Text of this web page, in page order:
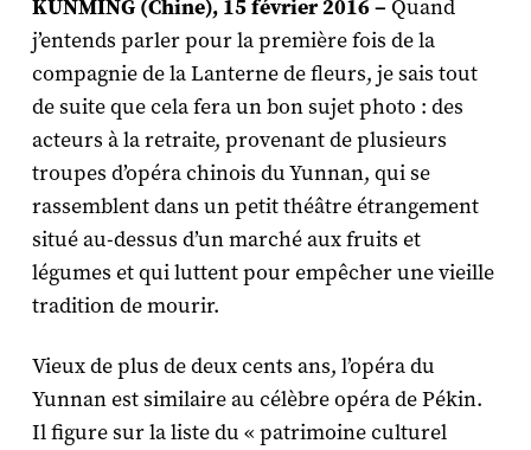
KUNMING (Chine), 15 février 2016 – Quand
j’entends parler pour la première fois de la
compagnie de la Lanterne de fleurs, je sais tout
de suite que cela fera un bon sujet photo : des
acteurs à la retraite, provenant de plusieurs
troupes d’opéra chinois du Yunnan, qui se
rassemblent dans un petit théâtre étrangement
situé au-dessus d’un marché aux fruits et
légumes et qui luttent pour empêcher une vieille
tradition de mourir.
Vieux de plus de deux cents ans, l’opéra du
Yunnan est similaire au célèbre opéra de Pékin.
Il figure sur la liste du « patrimoine culturel